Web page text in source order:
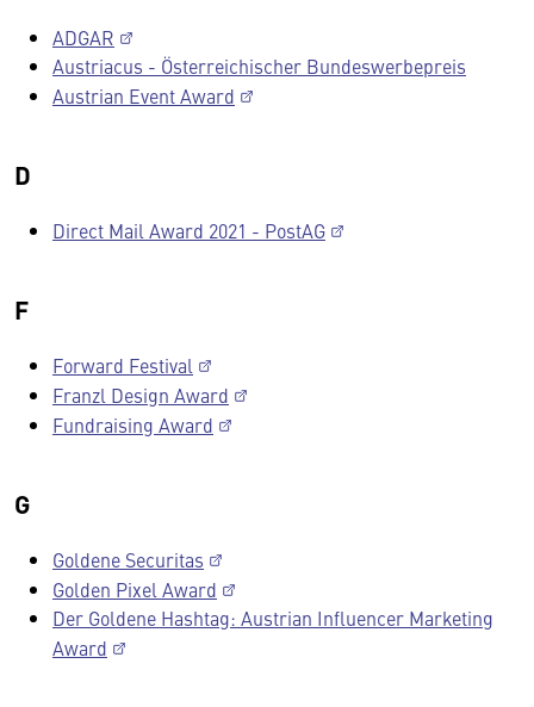
ADGAR
Austriacus - Österreichischer Bundeswerbepreis
Austrian Event Award
D
Direct Mail Award 2021 - PostAG
F
Forward Festival
Franzl Design Award
Fundraising Award
G
Goldene Securitas
Golden Pixel Award
Der Goldene Hashtag: Austrian Influencer Marketing
Award